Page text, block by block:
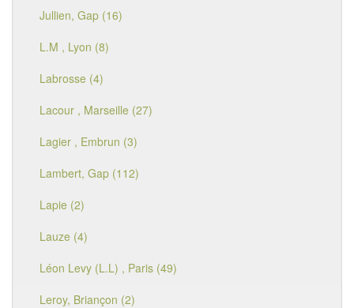
Jullien, Gap (16)
L.M , Lyon (8)
Labrosse (4)
Lacour , Marseille (27)
Lagier , Embrun (3)
Lambert, Gap (112)
Lapie (2)
Lauze (4)
Léon Levy (L.L) , Paris (49)
Leroy, Briançon (2)